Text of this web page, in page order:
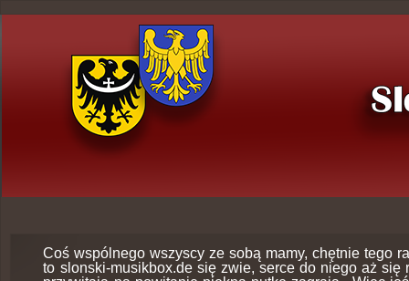
Coś wspólnego wszyscy ze sobą mamy, chętnie tego
to slonski-musikbox.de się zwie, serce do niego aż się